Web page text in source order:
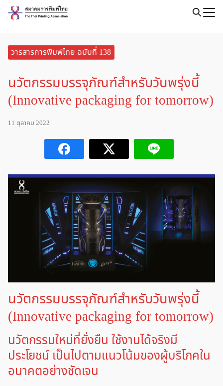
Skip
วารสารการพิมพ์ไทย ฉบับที่ 138
นวัตกรรมบรรจุภัณฑ์สำหรับวันพรุ่งนี้
(Innovative packaging for tomorrow)
11 ตุลาคม 2022
นวัตกรรมบรรจุภัณฑ์สำหรับวันพรุ่งนี้
(Innovative packaging for tomorrow)
นวัตกรรมใหม่ที่ยั่งยืน ใช้งานได้จริงมี
ประโยชน์ เป็นไปตามแนวโน้มของผู้บริโภคใน
อนาคตอย่างชัดเจน